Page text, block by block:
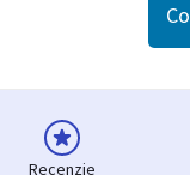
Recenzie